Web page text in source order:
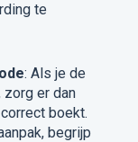
te
: Als je de
zorg er dan
boekt.
begrijp